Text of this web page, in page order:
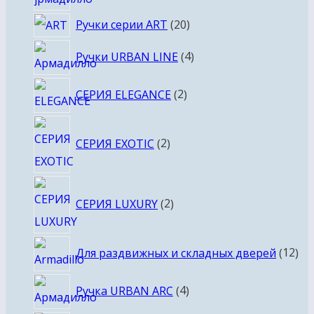
Ручки серии ART 2020
Ручки URBAN LINE 44
СЕРИЯ ELEGANCE 22
СЕРИЯ EXOTIC 2товара
СЕРИЯ LUXURY 2товара
Для раздвижных и складных дверей 1212
Ручка URBAN ARC 44